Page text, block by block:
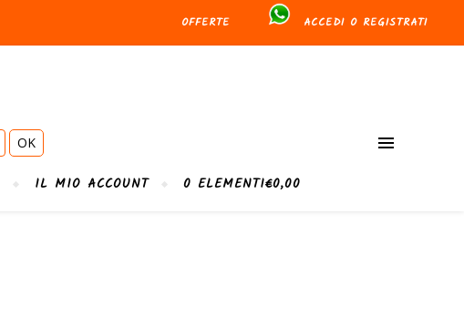
OFFERTE ACCEDI O REGISTRATI
IL MIO ACCOUNT 0 ELEMENTI€0,00